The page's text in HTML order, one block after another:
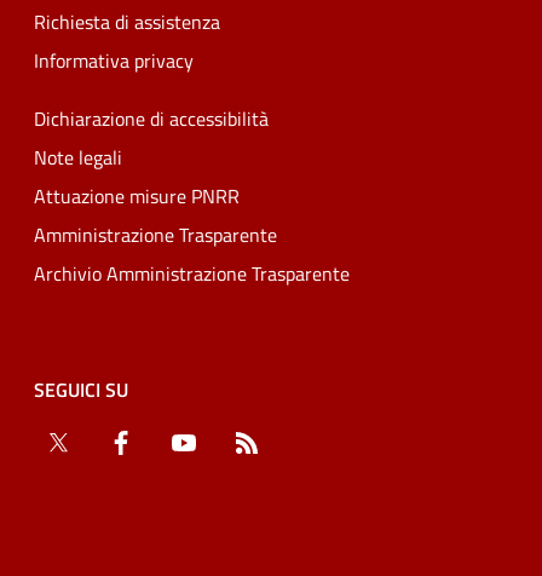
Richiesta di assistenza
Informativa privacy
Dichiarazione di accessibilità
Note legali
Attuazione misure PNRR
Amministrazione Trasparente
Archivio Amministrazione Trasparente
SEGUICI SU
Twitter
Facebook YouTube